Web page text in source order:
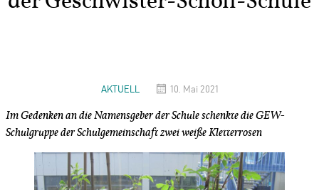
AKTUELL 10. Mai 2021
Im Gedenken an die Namensgeber der Schule schenkte die GEW-
Schulgruppe der Schulgemeinschaft zwei weiße Kletterrosen